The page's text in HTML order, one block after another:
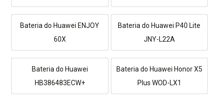
Bateria do Huawei ENJOY
60X
Bateria do Huawei P40 Lite
JNY-L22A
Bateria do Huawei
HB386483ECW+
Bateria do Huawei Honor X5
Plus WOD-LX1